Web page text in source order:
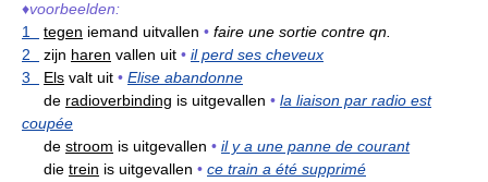
♦voorbeelden:
1
tegen iemand uitvallen • faire une sortie contre qn.
2
zijn haren vallen uit • il perd ses cheveux
3
Els valt uit • Elise abandonne
de radioverbinding is uitgevallen • la liaison par radio est
coupée
de stroom is uitgevallen • il y a une panne de courant
die trein is uitgevallen • ce train a été supprimé